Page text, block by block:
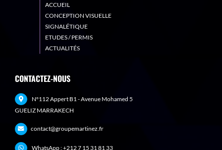
ACCUEIL
CONCEPTION VISUELLE
SIGNALÉTIQUE
ETUDES / PERMIS
ACTUALITÉS
CONTACTEZ-NOUS
N°112 Appert B1 - Avenue Mohamed 5
GUELIZ MARRAKECH
contact@groupemartinez.fr
WhatsApp :+212 7 15 31 81 33